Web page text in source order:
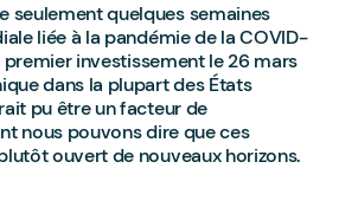
seulement quelques semaines
liée à la pandémie de la COVID-
premier investissement le 26 mars
dans la plupart des États
pu être un facteur de
nous pouvons dire que ces
ouvert de nouveaux horizons.